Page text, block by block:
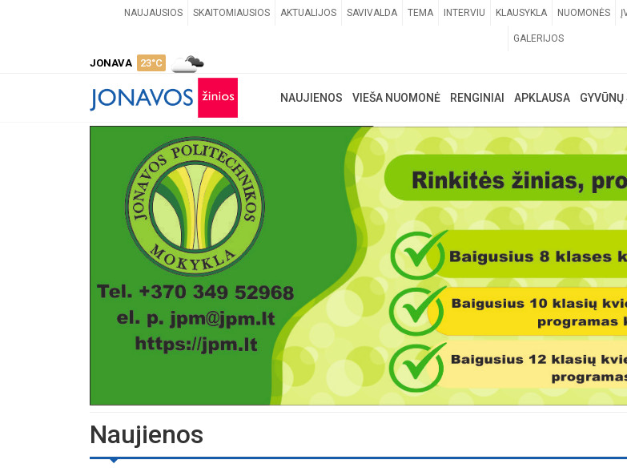
NAUJAUSIOS SKAITOMIAUSIOS AKTUALIJOS SAVIVALDA TEMA INTERVIU KLAUSYKLA NUOMONĖS
GALERIJOS
JONAVA 23°C
NAUJIENOS VIEŠA NUOMONĖ RENGINIAI APKLAUSA GYVŪNŲ
Naujienos